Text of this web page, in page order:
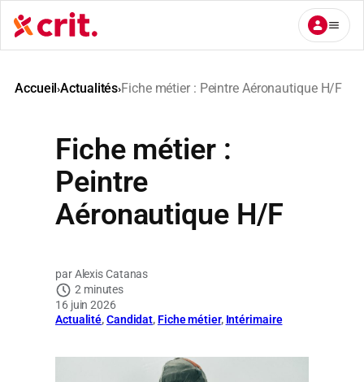
Aller
au
contenu
Accueil›Actualités›Fiche métier : Peintre Aéronautique H/F
Fiche métier :
Peintre
Aéronautique H/F
Alexis Catanas
2 minutes
16 juin 2026
Actualité, Candidat, Fiche métier, Intérimaire